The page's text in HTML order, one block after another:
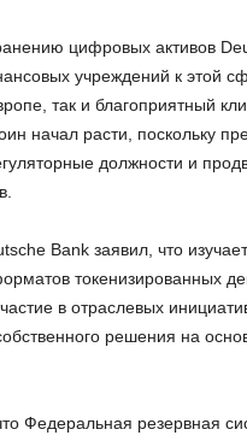
цифровых активов
учреждений к этой
так и благоприятный
начал расти, поскольку
должности и
Bank заявил, что
токенизированных
в отраслевых
решения на
Федеральная резервная